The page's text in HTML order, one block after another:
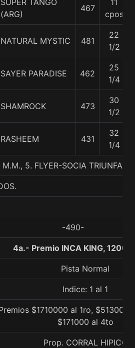
SUPER TANGO
(ARG)
467
11
cpos
NATURAL MYSTIC 481
22
1/2
SAYER PARADISE 462
25
1/4
SHAMROCK 473
30
1/2
RASHEEM 431
32
1/4
5. FLYER-SOCIA TRIUNFAL-
-490-
4a.- Premio INCA KING, 1200
Pista Normal
Indice: 1 al 1
$1710000 al 1ro,
$171000 al 4to
Prop. CORRAL HIPICO